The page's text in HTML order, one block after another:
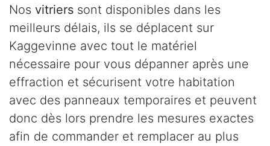
Nos vitriers sont disponibles dans les
meilleurs délais, ils se déplacent sur
Kaggevinne avec tout le matériel
nécessaire pour vous dépanner après une
effraction et sécurisent votre habitation
avec des panneaux temporaires et peuvent
donc dès lors prendre les mesures exactes
afin de commander et remplacer au plus